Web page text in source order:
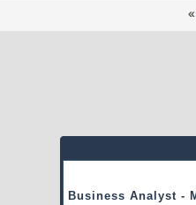
«
Business Analyst -